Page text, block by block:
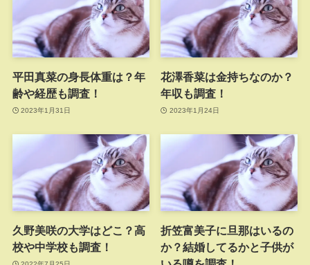
平田真菜の身長体重は？年
齢や経歴も調査！
2023年1月31日
花澤香菜は金持ちなのか？
年収も調査！
2023年1月24日
久野美咲の大学はどこ？高
校や中学校も調査！
折笠富美子に旦那はいるの
か？結婚してるかと子供が